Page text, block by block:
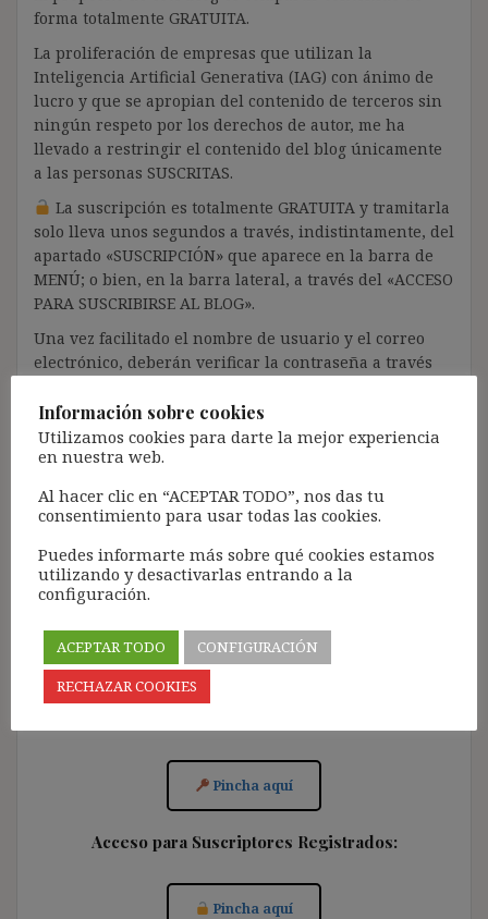
forma totalmente GRATUITA.
La proliferación de empresas que utilizan la
Inteligencia Artificial Generativa (IAG) con ánimo de
lucro y que se apropian del contenido de terceros sin
ningún respeto por los derechos de autor, me ha
llevado a restringir el contenido del blog únicamente
a las personas SUSCRITAS.
La suscripción es totalmente GRATUITA y tramitarla
solo lleva unos segundos a través, indistintamente, del
apartado «SUSCRIPCIÓN» que aparece en la barra de
MENÚ; o bien, en la barra lateral, a través del «ACCESO
PARA SUSCRIBIRSE AL BLOG».
Una vez facilitado el nombre de usuario y el correo
electrónico, deberán verificar la contraseña a través
registrado (según los casos, es posible que tengan que
revisar la bandeja de «Spam»).
Más de 11.500 personas ya se han suscrito.
Lamento los inconvenientes que este trámite pueda
causar.
[Con el registro aceptas la política de privacidad del
blog: https://ignasibeltran.com/politica-de-privacidad/]
Pincha aquí
Acceso para Suscriptores Registrados:
Pincha aquí
Información sobre cookies
Utilizamos cookies para darte la mejor experiencia
en nuestra web.
Al hacer clic en “ACEPTAR TODO”, nos das tu
consentimiento para usar todas las cookies.
Puedes informarte más sobre qué cookies estamos
utilizando y desactivarlas entrando a la
configuración.
ACEPTAR TODO
CONFIGURACIÓN
RECHAZAR COOKIES